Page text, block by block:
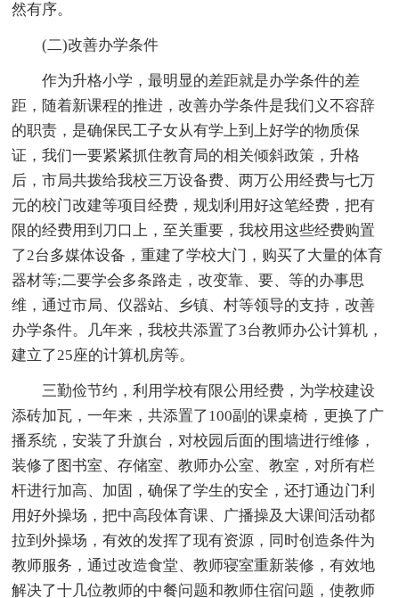
然有序。
(二)改善办学条件
作为升格小学，最明显的差距就是办学条件的差
距，随着新课程的推进，改善办学条件是我们义不容辞
的职责，是确保民工子女从有学上到上好学的物质保
证，我们一要紧紧抓住教育局的相关倾斜政策，升格
后，市局共拨给我校三万设备费、两万公用经费与七万
元的校门改建等项目经费，规划利用好这笔经费，把有
限的经费用到刀口上，至关重要，我校用这些经费购置
了2台多媒体设备，重建了学校大门，购买了大量的体育
器材等;二要学会多条路走，改变靠、要、等的办事思
维，通过市局、仪器站、乡镇、村等领导的支持，改善
办学条件。几年来，我校共添置了3台教师办公计算机，
建立了25座的计算机房等。
三勤俭节约，利用学校有限公用经费，为学校建设
添砖加瓦，一年来，共添置了100副的课桌椅，更换了广
播系统，安装了升旗台，对校园后面的围墙进行维修，
装修了图书室、存储室、教师办公室、教室，对所有栏
杆进行加高、加固，确保了学生的安全，还打通边门利
用好外操场，把中高段体育课、广播操及大课间活动都
拉到外操场，有效的发挥了现有资源，同时创造条件为
教师服务，通过改造食堂、教师寝室重新装修，有效地
解决了十几位教师的中餐问题和教师住宿问题，使教师